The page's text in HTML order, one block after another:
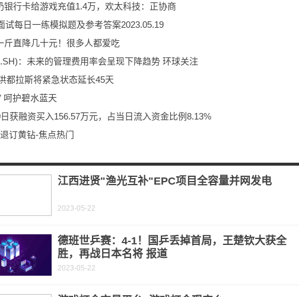
银行卡给游戏充值1.4万，欢太科技：正协商
试每日一练模拟题及参考答案2023.05.19
斤直降几十元！很多人都爱吃
：未来的管理费用率会呈现下降趋势 环球关注
都拉斯将紧急状态延长45天
呵护碧水蓝天
获融资买入156.57万元，占当日流入资金比例8.13%
订黄钻-焦点热门
江西进贤"渔光互补"EPC项目全容量并网发电
2023-05-22
德班世乒赛：4-1！国乒丢掉首局，王楚钦大获全
胜，再战日本名将 报道
2023-05-22